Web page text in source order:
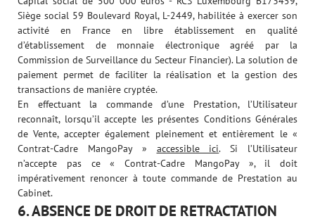
Siège social 59 Boulevard Royal, L-2449, habilitée à exercer son
activité en France en libre établissement en qualité
d’établissement de monnaie électronique agréé par la
Commission de Surveillance du Secteur Financier). La solution de
paiement permet de faciliter la réalisation et la gestion des
transactions de manière cryptée.
En effectuant la commande d’une Prestation, l’Utilisateur
reconnaît, lorsqu’il accepte les présentes Conditions Générales
de Vente, accepter également pleinement et entièrement le «
Contrat-Cadre MangoPay » accessible ici. Si l’Utilisateur
n’accepte pas ce « Contrat-Cadre MangoPay », il doit
impérativement renoncer à toute commande de Prestation au
Cabinet.
6. ABSENCE DE DROIT DE RETRACTATION